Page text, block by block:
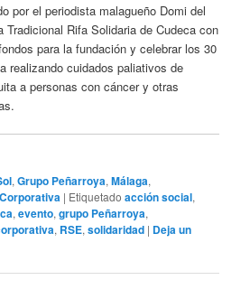
por el periodista malagueño Domi del
Tradicional Rifa Solidaria de Cudeca con
para la fundación y celebrar los 30
realizando cuidados paliativos de
a personas con cáncer y otras
,Grupo Peñarroya,Málaga,
| Etiquetado acción social,
,evento,grupo Peñarroya,
, RSE,solidaridad | Deja un